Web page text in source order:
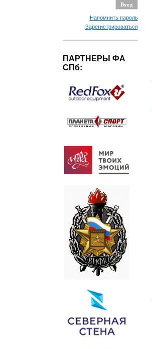
Напомнить пароль
Зарегистрироваться
ПАРТНЕРЫ ФА
СПб: